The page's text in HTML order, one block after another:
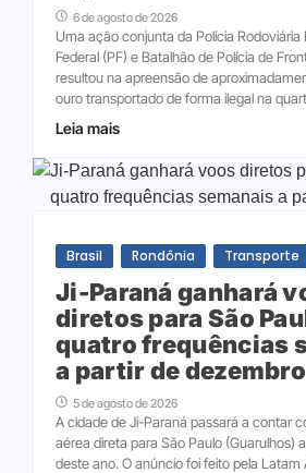
6 de agosto de 2026
Uma ação conjunta da Polícia Rodoviária
Federal (PF) e Batalhão de Polícia de
resultou na apreensão de
ouro transportado de forma ilegal na
Leia mais
Brasil Rondônia Transporte
Ji-Paraná ganhará
diretos para São
quatro frequências
a partir de dezembro
5 de agosto de 2026
A cidade de Ji-Paraná passará a contar
aérea direta para São Paulo (Guarulhos)
deste ano. O anúncio foi feito pela Latam